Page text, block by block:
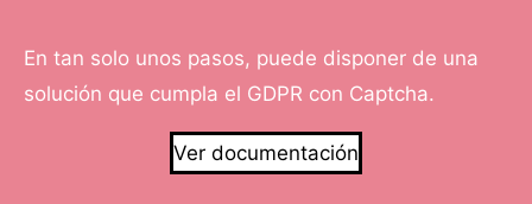
En tan solo unos pasos, puede disponer de una
solución que cumpla el GDPR con Captcha.
Ver documentación